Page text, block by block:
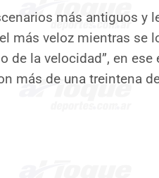
más antiguos y
más veloz mientras se
de la velocidad”, en ese
más de una treintena